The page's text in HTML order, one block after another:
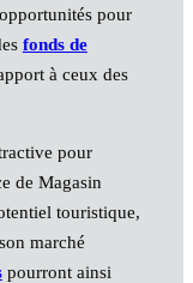
pour
fonds de
à ceux des
pour
de Magasin
touristique,
marché
pourront ainsi